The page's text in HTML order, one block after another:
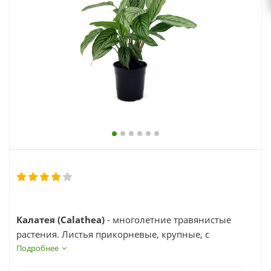
zakaz@topcvetok.ru
Калатея (Calathea) - многолетние травянистые
растения. Листья прикорневые, крупные, с
перистыми жилками, эффектно окрашенные.
Подробнее